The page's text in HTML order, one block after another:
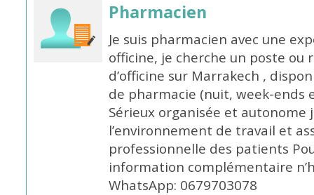
Pharmacien
Je suis pharmacien avec une
officine, je cherche un poste
d’officine sur Marrakech ,
de pharmacie (nuit, week-ends
Sérieux organisée et autonome
l’environnement de travail et
professionnelle des patients
information complémentaire
WhatsApp: 0679703078